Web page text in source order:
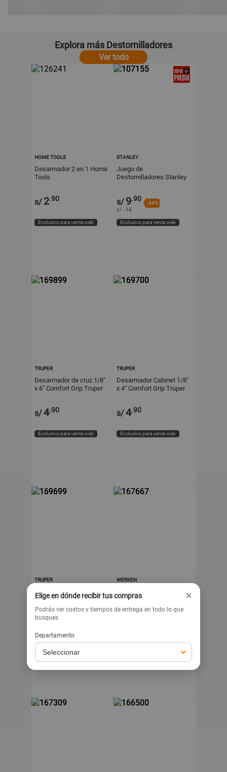
Explora más Destornilladores
Ver todo
HOME TOOLS
Desarmador 2 en 1 Home
Tools
s/ 2.90
Exclusivo para venta web
STANLEY
Juego de
Destornilladores Stanley
s/ 9.90
-34%
s/ 15
Exclusivo para venta web
TRUPER
Desarmador de cruz 1/8"
x 6" Comfort Grip Truper
s/4.90
Exclusivo para venta web
TRUPER
Desarmador Cabinet 1/8"
x 4" Comfort Grip Truper
s/4.90
Exclusivo para venta web
TRUPER
Juego 7 Desarmadores
Dieléctricos Truper
69.90
Exclusivo para venta web
WERKEN
destornilladores de 4
piezas Werken
Exclusivo para venta web
Elige en dónde recibir tus compras ×
Podrás ver costos y tiempos de entrega en todo lo que
busques
Departamento